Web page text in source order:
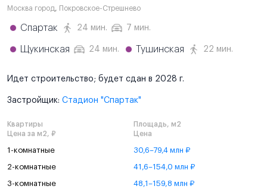
Москва город, Покровское-Стрешнево
Спартак 24 мин. 7 мин.
Щукинская 24 мин. Тушинская 22 мин.
Идет строительство; будет сдан в 2028 г.
Застройщик: Стадион "Спартак"
Квартиры
Площадь, м2
Цена за м2, ₽
Цена
1-комнатные 30,6–79,4 млн ₽
2-комнатные 41,6–154,0 млн ₽
3-комнатные 48,1–159,8 млн ₽